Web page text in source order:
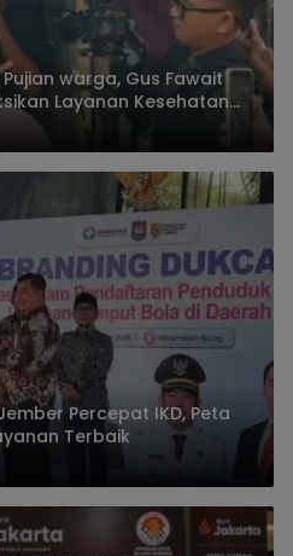
warga, Gus Fawait
Layanan Kesehatan
Percepat IKD, Peta
Terbaik